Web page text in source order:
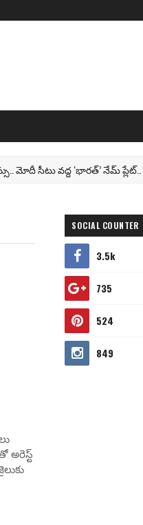
సీటు వద్ద ‘భారత్’ నేమ్ ప్లేట్‌.. పేరు
అరెస్ట్
SOCIAL COUNTER
3.5k
735
524
849